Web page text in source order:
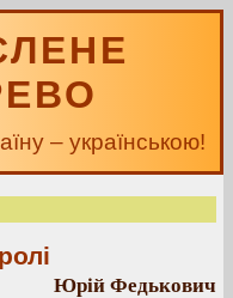
– українською!
Юрій Федькович